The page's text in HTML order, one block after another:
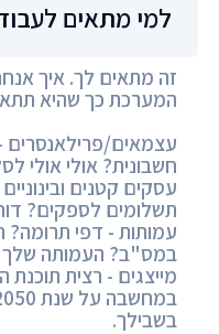
למי מתאים
זה מתאים לך. איך
המערכת כך שהיא
עצמאים/פרילאנסרים
חשבונית? אולי אולי
עסקים קטנים
תשלומים לספקים?
עמותות - דפי תרומה?
במס"ב? העמותה שלך
מייצגים - רצית
בשבילך.